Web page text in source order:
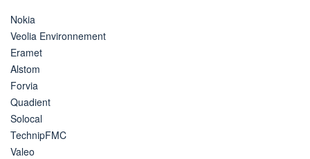
Nokia
Veolia Environnement
Eramet
Alstom
Forvia
Quadient
Solocal
TechnipFMC
Valeo